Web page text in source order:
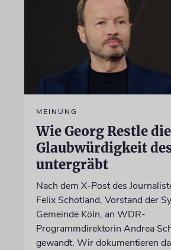
MEINUNG
Wie Georg Restle die
Glaubwürdigkeit
untergräbt
Nach dem X-Post des
Felix Schotland, Vorstand der
Gemeinde Köln, an WDR-
Programmdirektorin Andrea
gewandt. Wir dokumentieren